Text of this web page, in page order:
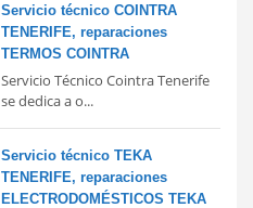
Servicio técnico COINTRA
TENERIFE, reparaciones
TERMOS COINTRA
Servicio Técnico Cointra Tenerife
se dedica a o...
Servicio técnico TEKA
TENERIFE, reparaciones
ELECTRODOMÉSTICOS TEKA